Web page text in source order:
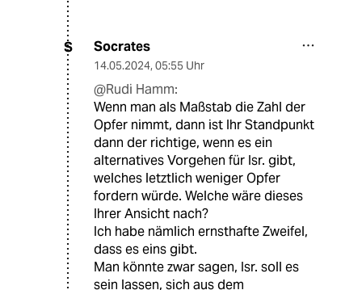
S Socrates
14.05.2024, 05:55 Uhr
@Rudi Hamm:
Wenn man als Maßstab die Zahl der
Opfer nimmt, dann ist Ihr Standpunkt
dann der richtige, wenn es ein
alternatives Vorgehen für Isr. gibt,
welches letztlich weniger Opfer
fordern würde. Welche wäre dieses
Ihrer Ansicht nach?
Ich habe nämlich ernsthafte Zweifel,
dass es eins gibt.
Man könnte zwar sagen, Isr. soll es
sein lassen, sich aus dem